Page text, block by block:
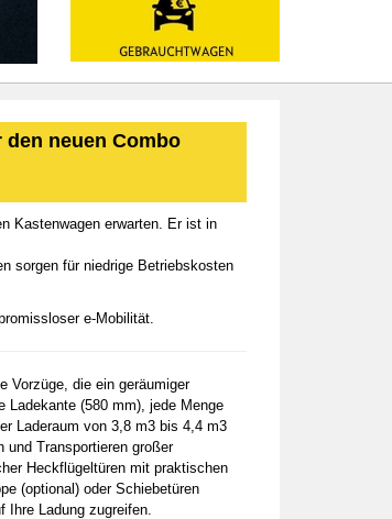
den neuen Combo
Kastenwagen erwarten. Er ist in
sorgen für niedrige Betriebskosten
e-Mobilität.
Vorzüge, die ein geräumiger
Ladekante (580 mm), jede Menge
Laderaum von 3,8 m3 bis 4,4 m3
und Transportieren großer
Heckflügeltüren mit praktischen
(optional) oder Schiebetüren
Ihre Ladung zugreifen.